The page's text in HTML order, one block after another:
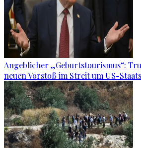
Angeblicher „Geburtstourismus“:
neuen Vorstoß im Streit um US-